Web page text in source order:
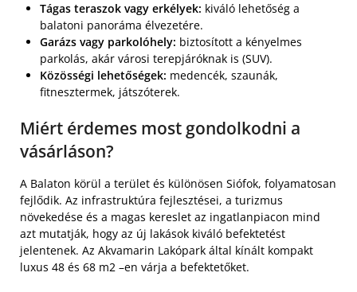
Tágas teraszok vagy erkélyek: kiváló lehetőség a
balatoni panoráma élvezetére.
Garázs vagy parkolóhely: biztosított a kényelmes
parkolás, akár városi terepjáróknak is (SUV).
Közösségi lehetőségek: medencék, szaunák,
fitnesztermek, játszóterek.
Miért érdemes most gondolkodni a
vásárláson?
A Balaton körül a terület és különösen Siófok, folyamatosan
fejlődik. Az infrastruktúra fejlesztései, a turizmus
növekedése és a magas kereslet az ingatlanpiacon mind
azt mutatják, hogy az új lakások kiváló befektetést
jelentenek. Az Akvamarin Lakópark által kínált kompakt
luxus 48 és 68 m2 –en várja a befektetőket.